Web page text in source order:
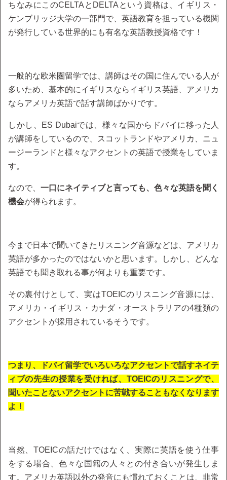
ちなみにこのCELTAとDELTAという資格は、イギリス・
ケンブリッジ大学の一部門で、英語教育を担っている機関
が発行している世界的にも有名な英語教授資格です！
一般的な欧米圏留学では、講師はその国に住んでいる人が
多いため、基本的にイギリスならイギリス英語、アメリカ
ならアメリカ英語で話す講師ばかりです。
しかし、ES Dubaiでは、様々な国からドバイに移った人
が講師をしているので、スコットランドやアメリカ、ニュ
ージーランドと様々なアクセントの英語で授業をしていま
す。
なので、 一口にネイティブと言っても、色々な英語を聞く
機会が得られます。
今まで日本で聞いてきたリスニング音源などは、アメリカ
英語が多かったのではないかと思います。しかし、どんな
英語でも聞き取れる事が何よりも重要です。
その裏付けとして、実はTOEICのリスニング音源には、
アメリカ・イギリス・カナダ・オーストラリアの4種類の
アクセントが採用されているそうです。
つまり、ドバイ留学でいろいろなアクセントで話すネイテ
ィブの先生の授業を受ければ、TOEICのリスニングで、
聞いたことないアクセントに苦戦することもなくなります
よ！
当然、TOEICの話だけではなく、実際に英語を使う仕事
をする場合、色々な国籍の人々との付き合いが発生しま
す。アメリカ英語以外の発音にも慣れておくことは、非常